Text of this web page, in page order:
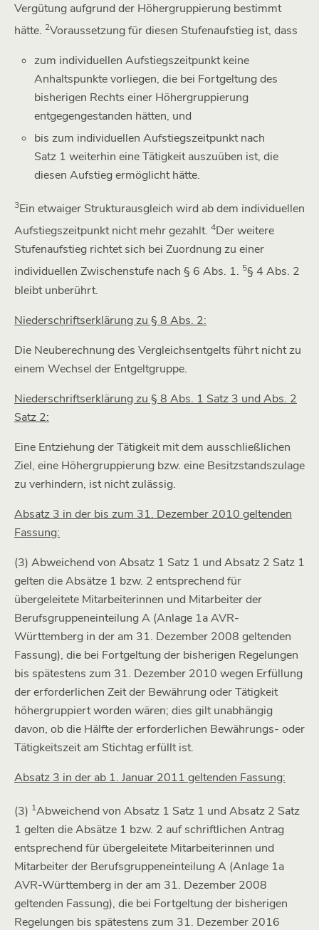
Vergütung aufgrund der Höhergruppierung bestimmt
hätte. 2Voraussetzung für diesen Stufenaufstieg ist, dass
zum individuellen Aufstiegszeitpunkt keine
Anhaltspunkte vorliegen, die bei Fortgeltung des
bisherigen Rechts einer Höhergruppierung
entgegengestanden hätten, und
bis zum individuellen Aufstiegszeitpunkt nach
Satz 1 weiterhin eine Tätigkeit auszuüben ist, die
diesen Aufstieg ermöglicht hätte.
3Ein etwaiger Strukturausgleich wird ab dem individuellen
Aufstiegszeitpunkt nicht mehr gezahlt. 4Der weitere
Stufenaufstieg richtet sich bei Zuordnung zu einer
individuellen Zwischenstufe nach § 6 Abs. 1. 5§ 4 Abs. 2
bleibt unberührt.
Niederschriftserklärung zu § 8 Abs. 2:
Die Neuberechnung des Vergleichsentgelts führt nicht zu
einem Wechsel der Entgeltgruppe.
Niederschriftserklärung zu § 8 Abs. 1 Satz 3 und Abs. 2
Satz 2:
Eine Entziehung der Tätigkeit mit dem ausschließlichen
Ziel, eine Höhergruppierung bzw. eine Besitzstandszulage
zu verhindern, ist nicht zulässig.
Absatz 3 in der bis zum 31. Dezember 2010 geltenden
Fassung:
(3) Abweichend von Absatz 1 Satz 1 und Absatz 2 Satz 1
gelten die Absätze 1 bzw. 2 entsprechend für
übergeleitete Mitarbeiterinnen und Mitarbeiter der
Berufsgruppeneinteilung A (Anlage 1a AVR-
Württemberg in der am 31. Dezember 2008 geltenden
Fassung), die bei Fortgeltung der bisherigen Regelungen
bis spätestens zum 31. Dezember 2010 wegen Erfüllung
der erforderlichen Zeit der Bewährung oder Tätigkeit
höhergruppiert worden wären; dies gilt unabhängig
davon, ob die Hälfte der erforderlichen Bewährungs- oder
Tätigkeitszeit am Stichtag erfüllt ist.
Absatz 3 in der ab 1. Januar 2011 geltenden Fassung:
(3) 1Abweichend von Absatz 1 Satz 1 und Absatz 2 Satz
1 gelten die Absätze 1 bzw. 2 auf schriftlichen Antrag
entsprechend für übergeleitete Mitarbeiterinnen und
Mitarbeiter der Berufsgruppeneinteilung A (Anlage 1a
AVR-Württemberg in der am 31. Dezember 2008
geltenden Fassung), die bei Fortgeltung der bisherigen
Regelungen bis spätestens zum 31. Dezember 2016